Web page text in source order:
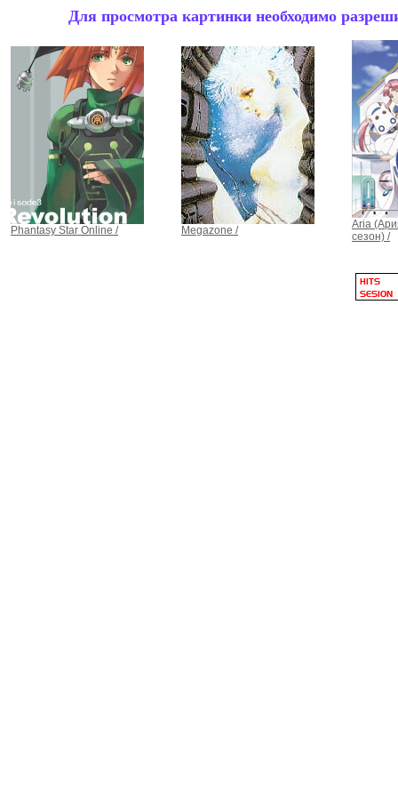
Для просмотра картинки необходимо
Phantasy Star Online / Megazone /
Aria
сезон) /